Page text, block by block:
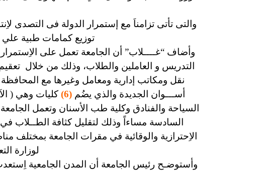
والتى تأتى تزامناَ مع إستمرار الدولة فى التصدى
توزيع كمامات طبية علي
وأضاف “غــــلاب” أن الجامعة تعمل على
التدريس و العاملين والطلاب، وذلك من خلال
نقل ومكاتب إدارية ومعامل وغيرها مع المحافظة
أســـوان الجديدة والذي يضُم (6)
كليات وهي (
السياحة والفنادق وكلية طب الأسنان وتعمل
السادسة مساءاً وذلك لتقليل كثافة الطــلاب
الاِحترازية والوقائية في مقرات الجامعة بمختلف
لوزارة
وأستوضـح رئيس الجامعة أن المدن الجامعية